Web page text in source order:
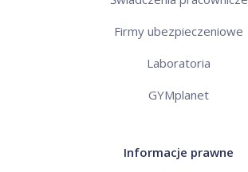
Firmy ubezpieczeniowe
Laboratoria
GYMplanet
Informacje prawne